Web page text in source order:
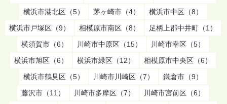
横浜市港北区（5）
茅ヶ崎市（4）
横浜市中区（8）
横浜市戸塚区（9）
相模原市南区（8）
足柄上郡中井町（1）
横須賀市（6）
川崎市中原区（15）
川崎市幸区（5）
横浜市旭区（6）
横浜市緑区（12）
相模原市中央区（6）
横浜市鶴見区（5）
川崎市川崎区（7）
鎌倉市（9）
藤沢市（11）
川崎市多摩区（7）
川崎市宮前区（6）